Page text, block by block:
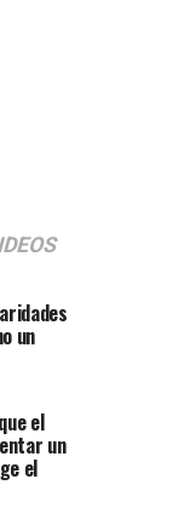
un
el
un
el